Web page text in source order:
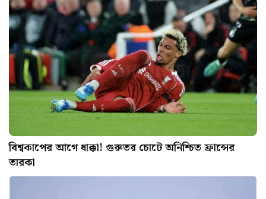
বিশ্বকাপের আগে ধাক্কা! গুরুতর চোটে অনিশ্চিত ফ্রান্সের
তারকা